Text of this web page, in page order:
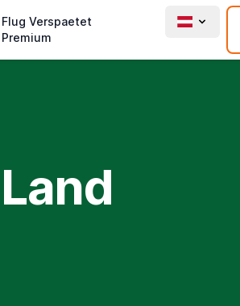
Flug Verspaetet
Premium